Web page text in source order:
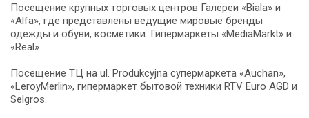
Посещение крупных торговых центров Галереи «Biala» и
«Alfa», где представлены ведущие мировые бренды
одежды и обуви, косметики. Гипермаркеты «MediaMarkt» и
«Real».
Посещение ТЦ на ul. Produkcyjna супермаркета «Auchan»,
«LeroyMerlin», гипермаркет бытовой техники RTV Euro AGD и
Selgros.